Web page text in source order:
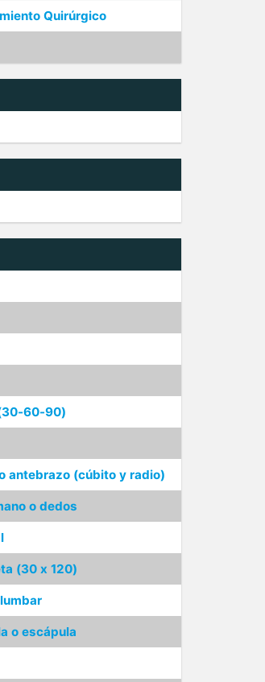
Quirúrgico
60-90)
antebrazo (cúbito y radio)
o dedos
(30 x 120)
o escápula